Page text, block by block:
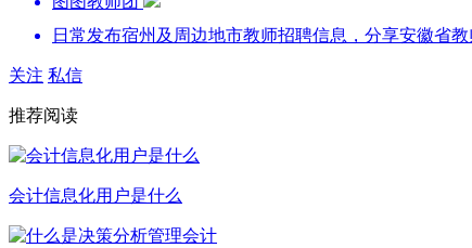
日常发布宿州及周边地市教师招聘信息，分享安徽省
关注 私信
推荐阅读
会计信息化用户是什么